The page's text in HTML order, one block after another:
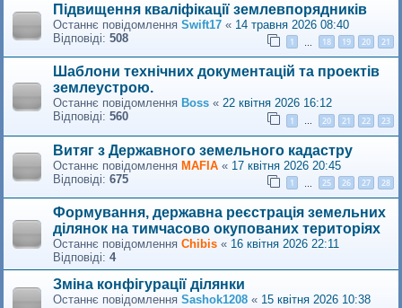
Підвищення кваліфікації землевпорядників
Останнє повідомлення Swift17 « 14 травня 2026 08:40
Відповіді: 508 1 18 19 20 21
Шаблони технічних документацій та проектів
землеустрою.
Останнє повідомлення Boss « 22 квітня 2026 16:12
Відповіді: 560 1 … 20 21 22 23
Витяг з Державного земельного кадастру
Останнє повідомлення MAFIA « 17 квітня 2026 20:45
Відповіді: 675 1 25 26 27 28
Формування, державна реєстрація земельних
ділянок на тимчасово окупованих територіях
Останнє повідомлення Сhibis « 16 квітня 2026 22:11
Відповіді: 4
Зміна конфігурації ділянки
Останнє повідомлення Sashok1208 « 15 квітня 2026 10:38